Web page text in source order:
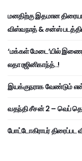
மனதிற்கு இதமான
விஸ்வநாத் & சன்ஸ்
‘மக்கள் மேடை’யில்
லதா ரஜினிகாந்த்..!
இயக்குநராக வேண்டும்
வதந்தி சீசன் 2 – வெப்
போட்டோகிராபர் திரைப்பட